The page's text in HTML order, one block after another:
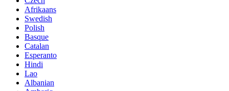
Afrikaans
Swedish
Polish
Basque
Catalan
Esperanto
Hindi
Lao
Albanian